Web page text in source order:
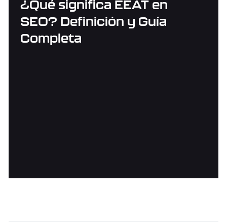
¿Qué significa EEAT en
SEO? Definición y Guía
Completa